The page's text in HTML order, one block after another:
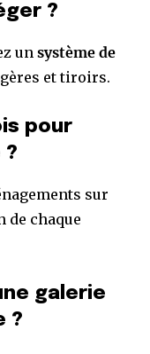
?
un système de
et tiroirs.
pour
?
sur
chaque
galerie
?